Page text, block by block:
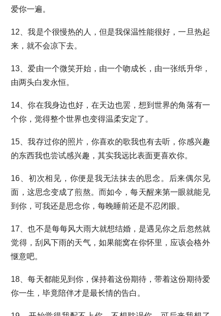
爱你一遍。
12、我是个很慢热的人，但是我保温性能很好，一旦热起
来，就不会凉下去。
13、爱由一个微笑开始，由一个吻成长，由一张纸升华，
由两头白发永恒。
14、你在我身边也好，在天边也罢，想到世界的角落有一
个你，觉得整个世界也变得温柔安定了。
15、我存过你的照片，你喜欢的歌我也有去听，你感兴趣
的东西我也尝试感兴趣，其实我远比表面更喜欢你。
16、初次相见，你便是我无法抹去的思念。后来偶尔见
面，这思念变成了煎熬。而如今，每天醒来第一眼就能见
到你，可我还是思念你，每晚睡前还是不忍闭眼。
17、也不是每每风大雨大就想结婚，是遇见你之后忽然就
觉得，刮风下雨的天气，如果能窝在你怀里，应该会格外
惬意吧。
18、每天都能见到你，保持着这份期待，带着这份期待爱
你一生，毕竟陪伴才是最长情的告白。